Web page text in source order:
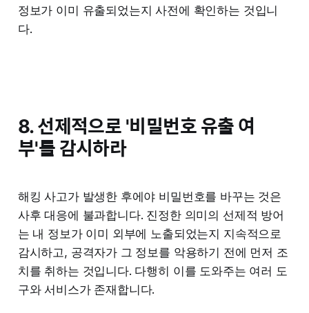
정보가 이미 유출되었는지 사전에 확인하는 것입니
다.
8. 선제적으로 '비밀번호 유출 여
부'를 감시하라
해킹 사고가 발생한 후에야 비밀번호를 바꾸는 것은
사후 대응에 불과합니다. 진정한 의미의 선제적 방어
는 내 정보가 이미 외부에 노출되었는지 지속적으로
감시하고, 공격자가 그 정보를 악용하기 전에 먼저 조
치를 취하는 것입니다. 다행히 이를 도와주는 여러 도
구와 서비스가 존재합니다.